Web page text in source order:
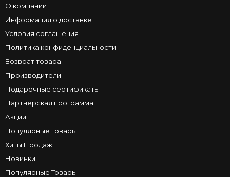
О компании
Информация о доставке
Условия соглашения
Политика конфиденциальности
Возврат товара
Производители
Подарочные сертификаты
Партнёрская программа
Акции
Популярные Товары
Хиты Продаж
Новинки
Популярные Товары